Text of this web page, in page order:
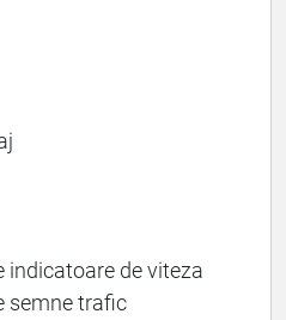
indicatoare de viteza
semne trafic